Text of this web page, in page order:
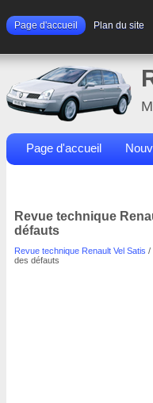
Page d'accueil Plan du site
Page d'accueil
Revue technique
défauts
Revue technique Renault Vel Satis /
des défauts